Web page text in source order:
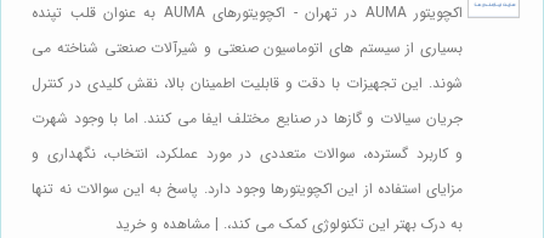
اکچویتور AUMA در تهران - اکچویتورهای AUMA به عنوان قلب تپنده
بسیاری از سیستم های اتوماسیون صنعتی و شیرآلات صنعتی شناخته می
شوند. این تجهیزات با دقت و قابلیت اطمینان بالا، نقش کلیدی در کنترل
جریان سیالات و گازها در صنایع مختلف ایفا می کنند. اما با وجود شهرت
و کاربرد گسترده، سوالات متعددی در مورد عملکرد، انتخاب، نگهداری و
مزایای استفاده از این اکچویتورها وجود دارد. پاسخ به این سوالات نه تنها
به درک بهتر این تکنولوژی کمک می کند،. | مشاهده و خرید